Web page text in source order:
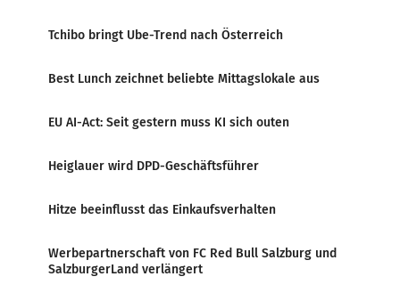
Tchibo bringt Ube-Trend nach Österreich
Best Lunch zeichnet beliebte Mittagslokale aus
EU AI-Act: Seit gestern muss KI sich outen
Heiglauer wird DPD-Geschäftsführer
Hitze beeinflusst das Einkaufsverhalten
Werbepartnerschaft von FC Red Bull Salzburg und
SalzburgerLand verlängert